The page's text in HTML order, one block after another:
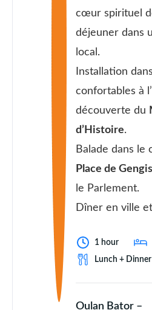
cœur spirituel
déjeuner dans
local.
Installation
confortables à
découverte du
d’Histoire.
Balade dans le
Place de
le Parlement.
Dîner en ville
1 hour
Lunch + Dinner
Oulan Bator –